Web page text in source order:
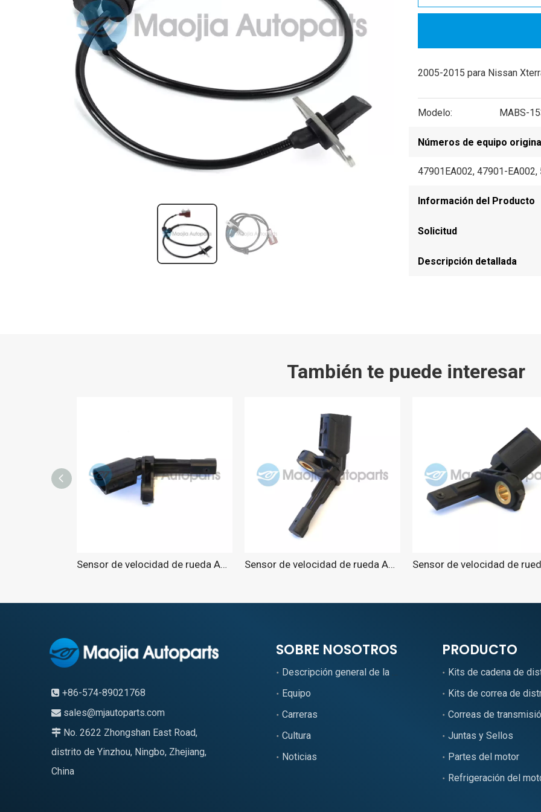
2005-2015 para Nissan
Modelo: MABS-
Números de equipo
47901EA002, 47901-
Información del Producto
Solicitud
Descripción detallada
También te puede interesar
Sensor de velocidad de rueda ABS para Passat 13-15 Sensor de velocidad de rueda ABS para Passat 2013-2015.
 +86-574-89021768
 sales@mjautoparts.com
 No. 2622 Zhongshan East Road,
distrito de Yinzhou, Ningbo, Zhejiang,
China
SOBRE NOSOTROS
Descripción general de la empresa
Equipo
Carreras
Cultura
Noticias
PRODUCTO
Kits de cadena de
Kits de correa de
Correas de
Juntas y Sellos
Partes del motor
Refrigeración del